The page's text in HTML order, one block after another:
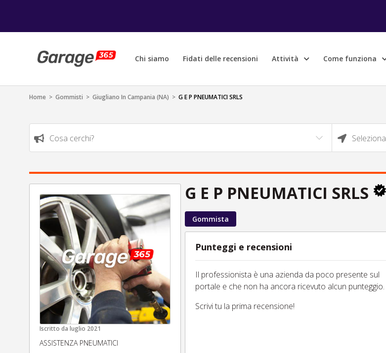
Chi siamo Fidati delle recensioni Attività Come funziona
Home > Gommisti > Giugliano In Campania (NA) > G E P PNEUMATICI SRLS
Cosa cerchi?
Iscritto da luglio 2021
ASSISTENZA PNEUMATICI
G E P PNEUMATICI SRLS
Gommista
Punteggi e recensioni
Il professionista è una azienda da poco presente sul
portale e che non ha ancora ricevuto alcun punteggio.
Scrivi tu la prima recensione!